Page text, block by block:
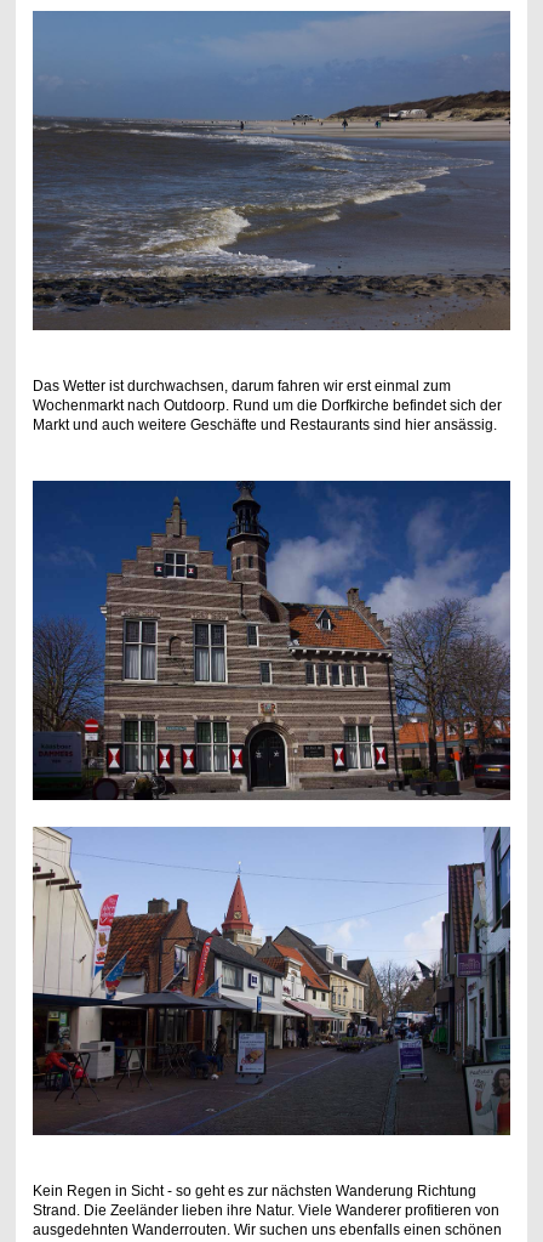
Das Wetter ist durchwachsen, darum fahren wir erst einmal zum
Wochenmarkt nach Outdoorp. Rund um die Dorfkirche befindet sich der
Markt und auch weitere Geschäfte und Restaurants sind hier ansässig.
Kein Regen in Sicht - so geht es zur nächsten Wanderung Richtung
Strand. Die Zeeländer lieben ihre Natur. Viele Wanderer profitieren von
ausgedehnten Wanderrouten. Wir suchen uns ebenfalls einen schönen